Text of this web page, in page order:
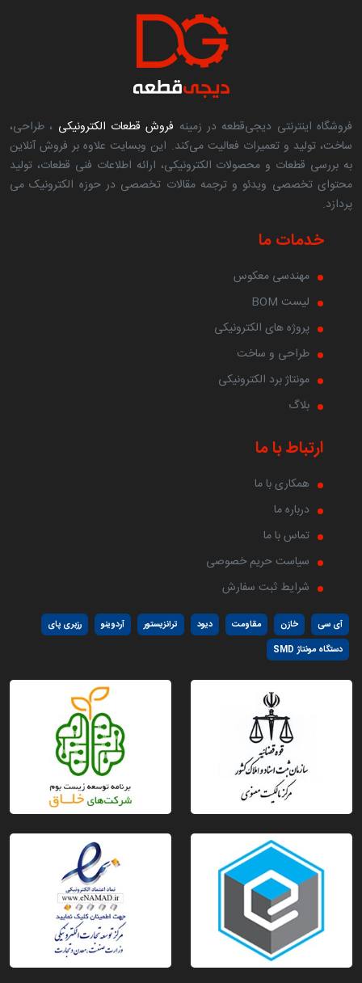
فروشگاه اینترنتی دیجی‌قطعه در زمینه فروش قطعات الکترونیکی ، طراحی،
ساخت، تولید و تعمیرات فعالیت می‌کند. این وبسایت علاوه بر فروش آنلاین
به بررسی قطعات و محصولات الکترونیکی، ارائه اطلاعات فنی قطعات، تولید
محتوای تخصصی ویدئو و ترجمه مقالات تخصصی در حوزه الکترونیک می
پردازد.
خدمات ما
مهندسی معکوس
لیست BOM
پروژه های الکترونیکی
طراحی و ساخت
مونتاژ برد الکترونیکی
بلاگ
ارتباط با ما
همکاری با ما
درباره ما
تماس با ما
سیاست حریم خصوصی
شرایط ثبت سفارش
آی سی خازن مقاومت دیود ترانزیستور آردوینو
رزبری پای
دستگاه مونتاژ SMD